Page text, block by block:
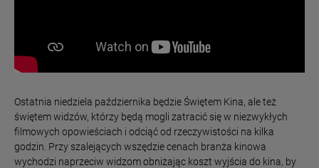
Ostatnia niedziela października będzie Świętem Kina, ale też
świętem widzów, którzy będą mogli zatracić się w niezwykłych
filmowych opowieściach i odciąć od rzeczywistości na kilka
godzin. Przy szalejących wszędzie cenach branża kinowa
wychodzi naprzeciw widzom obniżając koszt wyjścia do kina, by